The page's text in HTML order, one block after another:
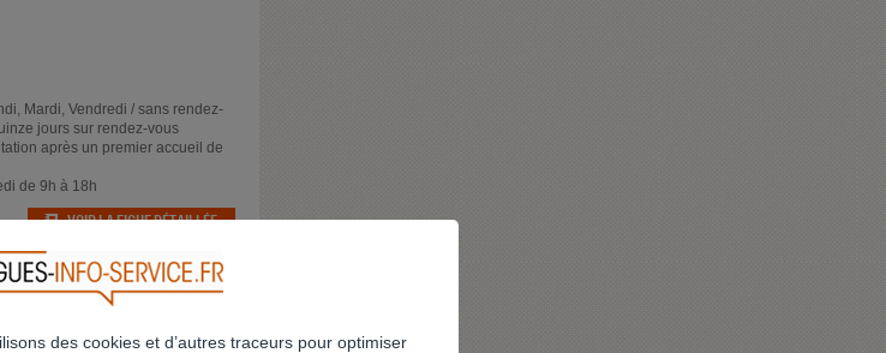
Mardi, Vendredi / sans rendez-
jours sur rendez-vous
après un premier accueil de
de 9h à 18h
VOIR LA FICHE DÉTAILLÉE
des cookies et d’autres traceurs pour optimiser